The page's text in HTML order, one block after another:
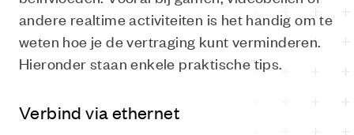
andere realtime activiteiten is het handig om te
weten hoe je de vertraging kunt verminderen.
Hieronder staan enkele praktische tips.
Verbind via ethernet